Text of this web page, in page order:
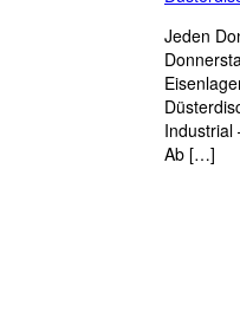
Jeden
Industrial
Ab […]